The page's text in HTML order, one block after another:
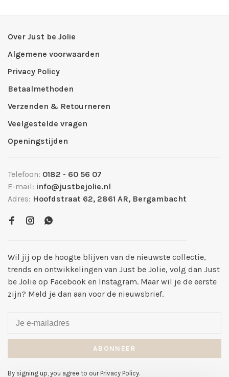
Over Just be Jolie
Algemene voorwaarden
Privacy Policy
Betaalmethoden
Verzenden & Retourneren
Veelgestelde vragen
Openingstijden
Telefoon: 0182 - 60 56 07
E-mail: info@justbejolie.nl
Adres: Hoofdstraat 62, 2861 AR, Bergambacht
Wil jij op de hoogte blijven van de nieuwste collectie,
trends en ontwikkelingen van Just be Jolie, volg dan Just
be Jolie op Facebook en Instagram. Maar wil je de eerste
zijn? Meld je dan aan voor de nieuwsbrief.
ABONNEER
By signing up, you agree to our Privacy Policy.